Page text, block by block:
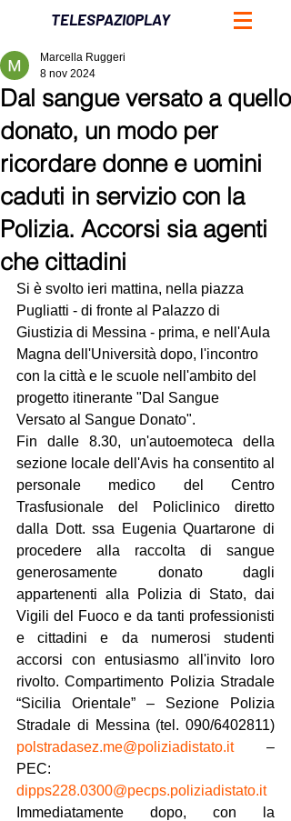
TELESPAZIOPLAY
Dal sangue versato a quello
donato, un modo per
ricordare donne e uomini
caduti in servizio con la
Polizia. Accorsi sia agenti
che cittadini
Marcella Ruggeri
8 nov 2024
Si è svolto ieri mattina, nella piazza
Pugliatti - di fronte al Palazzo di
Giustizia di Messina - prima, e nell'Aula
Magna dell'Università dopo, l'incontro
con la città e le scuole nell'ambito del
progetto itinerante "Dal Sangue
Versato al Sangue Donato".
Fin dalle 8.30, un'autoemoteca della
sezione locale dell'Avis ha consentito al
personale medico del Centro
Trasfusionale del Policlinico diretto
dalla Dott. ssa Eugenia Quartarone di
procedere alla raccolta di sangue
generosamente donato dagli
appartenenti alla Polizia di Stato, dai
Vigili del Fuoco e da tanti professionisti
e cittadini e da numerosi studenti
accorsi con entusiasmo all'invito loro
rivolto. Compartimento Polizia Stradale
“Sicilia Orientale” – Sezione Polizia
polstradasez.me@poliziadistato.it –
dipps228.0300@pecps.poliziadistato.it
Immediatamente dopo, con la